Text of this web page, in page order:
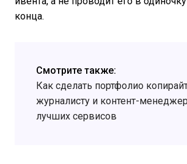
конца.
Смотрите также:
Как сделать портфолио
журналисту и контент-
лучших сервисов